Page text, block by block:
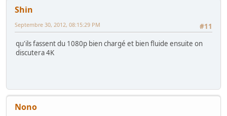
Shin
#11
Septembre 30, 2012, 08:15:29 PM
qu'ils fassent du 1080p bien chargé et bien fluide ensuite on
discutera 4K
Nono